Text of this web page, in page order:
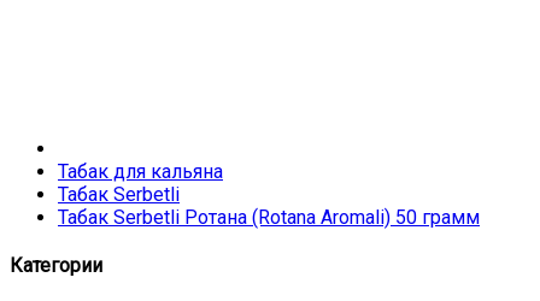
Табак для кальяна
Табак Serbetli
Табак Serbetli Ротана (Rotana Aromali) 50 грамм
Категории